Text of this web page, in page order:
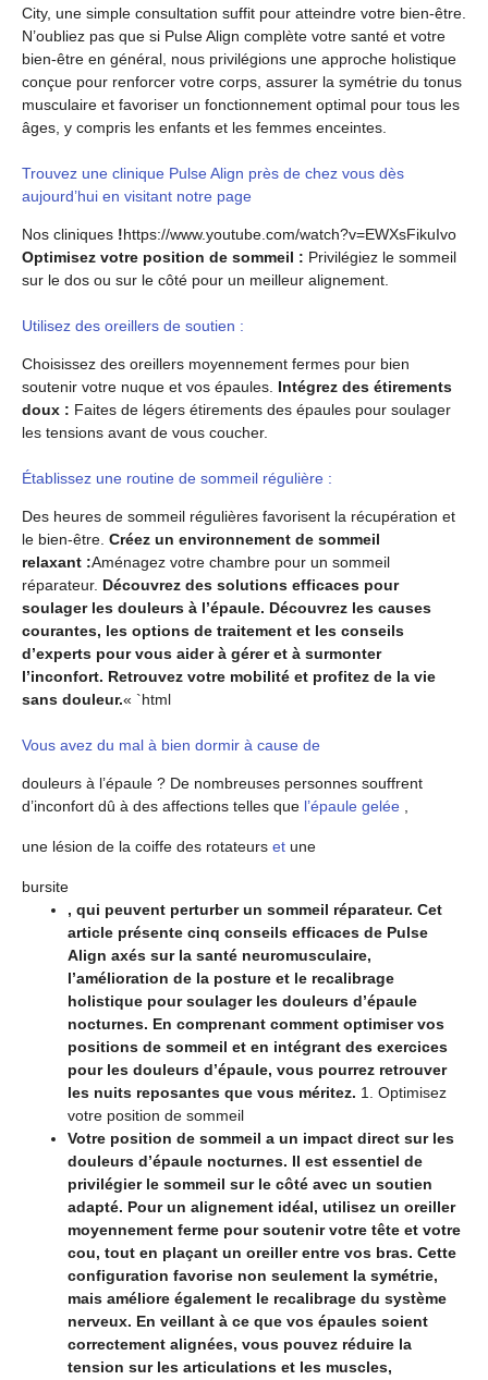
City, une simple consultation suffit pour atteindre votre bien-être.
N’oubliez pas que si Pulse Align complète votre santé et votre
bien-être en général, nous privilégions une approche holistique
conçue pour renforcer votre corps, assurer la symétrie du tonus
musculaire et favoriser un fonctionnement optimal pour tous les
âges, y compris les enfants et les femmes enceintes.
Trouvez une clinique Pulse Align près de chez vous dès
aujourd’hui en visitant notre page
Nos cliniques !https://www.youtube.com/watch?v=EWXsFikuIvo
Optimisez votre position de sommeil : Privilégiez le sommeil
sur le dos ou sur le côté pour un meilleur alignement.
Utilisez des oreillers de soutien :
Choisissez des oreillers moyennement fermes pour bien
soutenir votre nuque et vos épaules. Intégrez des étirements
doux : Faites de légers étirements des épaules pour soulager
les tensions avant de vous coucher.
Établissez une routine de sommeil régulière :
Des heures de sommeil régulières favorisent la récupération et
le bien-être. Créez un environnement de sommeil
relaxant :Aménagez votre chambre pour un sommeil
réparateur. Découvrez des solutions efficaces pour
soulager les douleurs à l’épaule. Découvrez les causes
courantes, les options de traitement et les conseils
d’experts pour vous aider à gérer et à surmonter
l’inconfort. Retrouvez votre mobilité et profitez de la vie
sans douleur.« `html
Vous avez du mal à bien dormir à cause de
douleurs à l’épaule ? De nombreuses personnes souffrent
d’inconfort dû à des affections telles que l’épaule gelée ,
une lésion de la coiffe des rotateurs et une
bursite
, qui peuvent perturber un sommeil réparateur. Cet
article présente cinq conseils efficaces de Pulse
Align axés sur la santé neuromusculaire,
l’amélioration de la posture et le recalibrage
holistique pour soulager les douleurs d’épaule
nocturnes. En comprenant comment optimiser vos
positions de sommeil et en intégrant des exercices
pour les douleurs d’épaule, vous pourrez retrouver
les nuits reposantes que vous méritez. 1. Optimisez
votre position de sommeil
Votre position de sommeil a un impact direct sur les
douleurs d’épaule nocturnes. Il est essentiel de
privilégier le sommeil sur le côté avec un soutien
adapté. Pour un alignement idéal, utilisez un oreiller
moyennement ferme pour soutenir votre tête et votre
cou, tout en plaçant un oreiller entre vos bras. Cette
configuration favorise non seulement la symétrie,
mais améliore également le recalibrage du système
nerveux. En veillant à ce que vos épaules soient
correctement alignées, vous pouvez réduire la
tension sur les articulations et les muscles,